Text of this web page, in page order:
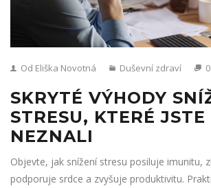
Od Eliška Novotná Duševní zdraví
SKRYTÉ VÝHODY
STRESU, KTERÉ
NEZNALI
Objevte, jak snížení stresu posiluje imunitu,
podporuje srdce a zvyšuje produktivitu.